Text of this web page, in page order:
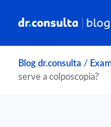
Blog dr.consulta /
serve a colposcopia?